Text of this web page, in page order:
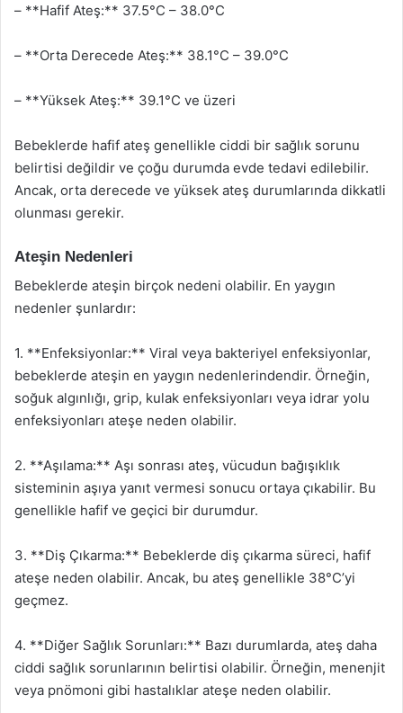
– **Hafif Ateş:** 37.5°C – 38.0°C
– **Orta Derecede Ateş:** 38.1°C – 39.0°C
– **Yüksek Ateş:** 39.1°C ve üzeri
Bebeklerde hafif ateş genellikle ciddi bir sağlık sorunu
belirtisi değildir ve çoğu durumda evde tedavi edilebilir.
Ancak, orta derecede ve yüksek ateş durumlarında dikkatli
olunması gerekir.
Ateşin Nedenleri
Bebeklerde ateşin birçok nedeni olabilir. En yaygın
nedenler şunlardır:
1. **Enfeksiyonlar:** Viral veya bakteriyel enfeksiyonlar,
bebeklerde ateşin en yaygın nedenlerindendir. Örneğin,
soğuk algınlığı, grip, kulak enfeksiyonları veya idrar yolu
enfeksiyonları ateşe neden olabilir.
2. **Aşılama:** Aşı sonrası ateş, vücudun bağışıklık
sisteminin aşıya yanıt vermesi sonucu ortaya çıkabilir. Bu
genellikle hafif ve geçici bir durumdur.
3. **Diş Çıkarma:** Bebeklerde diş çıkarma süreci, hafif
ateşe neden olabilir. Ancak, bu ateş genellikle 38°C’yi
geçmez.
4. **Diğer Sağlık Sorunları:** Bazı durumlarda, ateş daha
ciddi sağlık sorunlarının belirtisi olabilir. Örneğin, menenjit
veya pnömoni gibi hastalıklar ateşe neden olabilir.